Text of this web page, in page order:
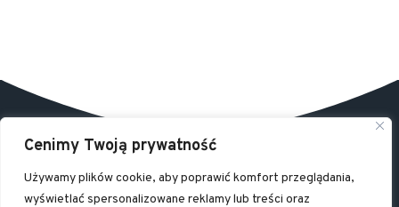
Cenimy Twoją prywatność
Używamy plików cookie, aby poprawić komfort przeglądania,
wyświetlać spersonalizowane reklamy lub treści oraz